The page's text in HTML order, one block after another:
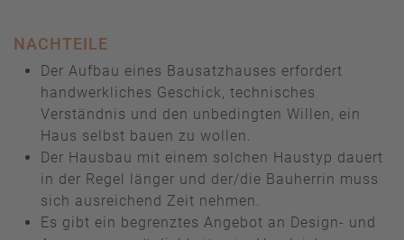
NACHTEILE
Der Aufbau eines Bausatzhauses erfordert
handwerkliches Geschick, technisches
Verständnis und den unbedingten Willen, ein
Haus selbst bauen zu wollen.
Der Hausbau mit einem solchen Haustyp dauert
in der Regel länger und der/die Bauherrin muss
sich ausreichend Zeit nehmen.
Es gibt ein begrenztes Angebot an Design- und